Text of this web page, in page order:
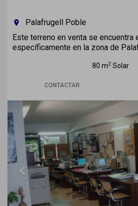
room
Palafrugell Poble
Este terreno en venta se encuentra
específicamente en la zona de
80 m2Solar
CONTACTAR
Previous